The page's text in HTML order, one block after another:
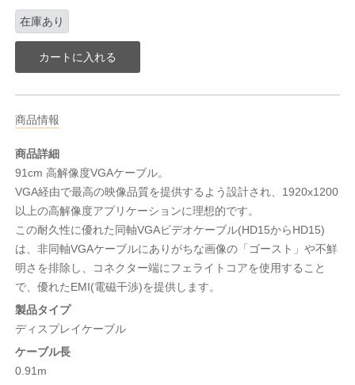
在庫あり
カートに入れる
商品情報
商品詳細
91cm 高解像度VGAケーブル。
VGA経由で最高の映像品質を提供するよう設計され、1920x1200
以上の高解像度アプリケーションに理想的です。
この耐久性に優れた同軸VGAビデオケーブル(HD15からHD15)
は、非同軸VGAケーブルにありがちな画像の「ゴースト」や不鮮
明さを排除し、コネクター端にフェライトコアを使用すること
で、優れたEMI(電磁干渉)を提供します。
製品タイプ
ディスプレイケーブル
ケーブル長
0.91m